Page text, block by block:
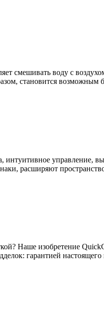
смешивать воду с
становится возможным
управление,
расширяют
Наше изобретение
гарантией